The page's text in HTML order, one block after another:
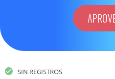
SIN REGISTROS